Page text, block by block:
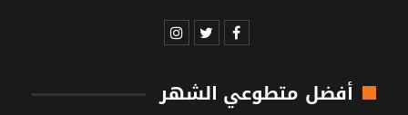
أفضل متطوعي الشهر